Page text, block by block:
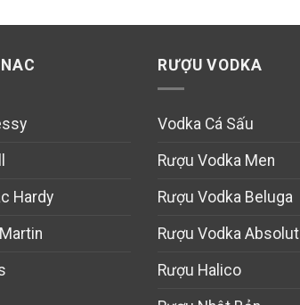
Hardy
RƯỢU VODKA
Vodka Cá Sấu
Rượu Vodka Men
Rượu Vodka Beluga
Rượu Vodka Absolut
Rượu Halico